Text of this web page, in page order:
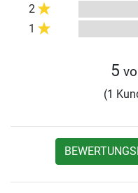
2
1
5
(1